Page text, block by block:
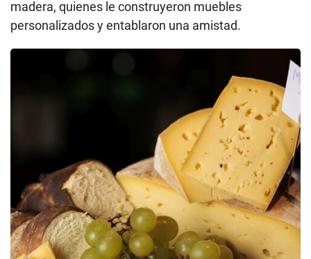
madera, quienes le construyeron muebles
personalizados y entablaron una amistad.